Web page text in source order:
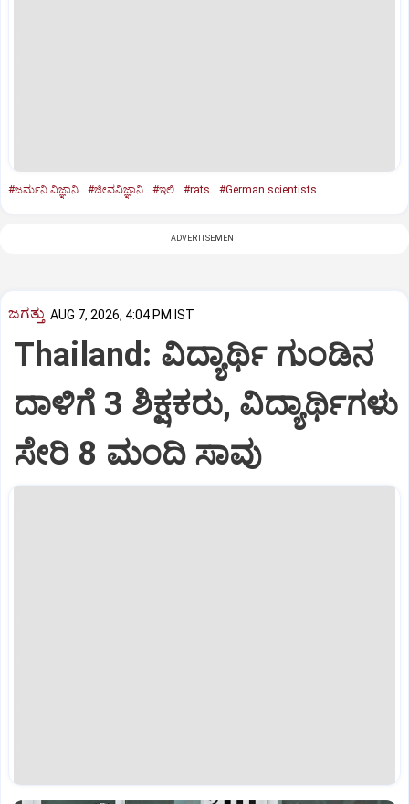
#ಜರ್ಮನಿ ವಿಜ್ಞಾನಿ #ಜೀವವಿಜ್ಞಾನಿ #ಇಲಿ #rats #German scientists
ADVERTISEMENT
ಜಗತ್ತು AUG 7, 2026, 4:04 PM IST
Thailand: ವಿದ್ಯಾರ್ಥಿ ಗುಂಡಿನ
ದಾಳಿಗೆ 3 ಶಿಕ್ಷಕರು, ವಿದ್ಯಾರ್ಥಿಗಳು
ಸೇರಿ 8 ಮಂದಿ ಸಾವು